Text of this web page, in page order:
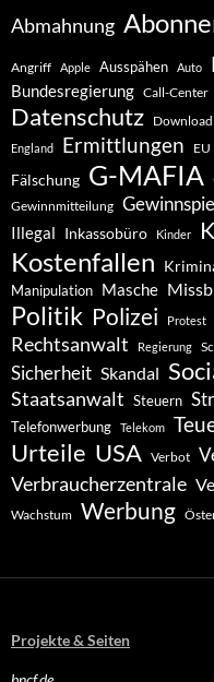
Abmahnung
Angriff Apple Ausspähen Auto
Bundesregierung Call-Center
Datenschutz Download
England Ermittlungen EU
Fälschung G-MAFIA
Gewinnmitteilung
Illegal Inkassobüro Kinder
Kostenfallen
Manipulation Masche
Politik Polizei Protest
Rechtsanwalt Regierung
Sicherheit Skandal
Staatsanwalt Steuern
Telefonwerbung Telekom
Urteile USA Verbot
Verbraucherzentrale
Wachstum Werbung
Projekte & Seiten